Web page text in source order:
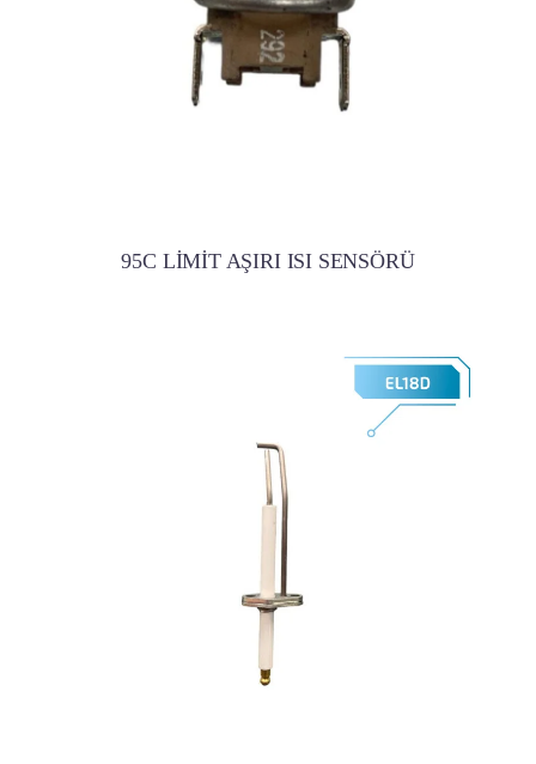
95C LİMİT AŞIRI ISI SENSÖRÜ